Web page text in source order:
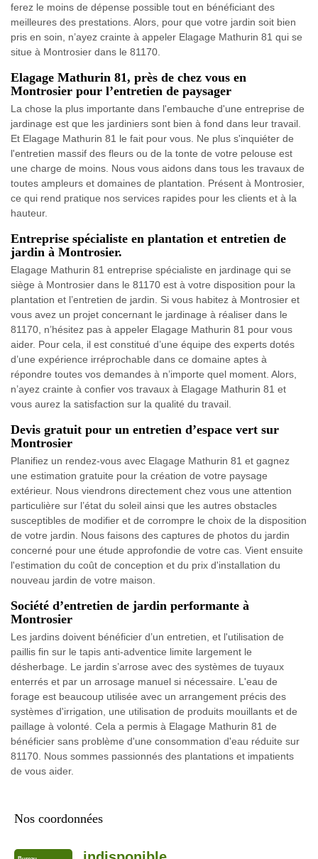
ferez le moins de dépense possible tout en bénéficiant des
meilleures des prestations. Alors, pour que votre jardin soit bien
pris en soin, n’ayez crainte à appeler Elagage Mathurin 81 qui se
situe à Montrosier dans le 81170.
Elagage Mathurin 81, près de chez vous en
Montrosier pour l’entretien de paysager
La chose la plus importante dans l'embauche d'une entreprise de
jardinage est que les jardiniers sont bien à fond dans leur travail.
Et Elagage Mathurin 81 le fait pour vous. Ne plus s'inquiéter de
l'entretien massif des fleurs ou de la tonte de votre pelouse est
une charge de moins. Nous vous aidons dans tous les travaux de
toutes ampleurs et domaines de plantation. Présent à Montrosier,
ce qui rend pratique nos services rapides pour les clients et à la
hauteur.
Entreprise spécialiste en plantation et entretien de
jardin à Montrosier.
Elagage Mathurin 81 entreprise spécialiste en jardinage qui se
siège à Montrosier dans le 81170 est à votre disposition pour la
plantation et l’entretien de jardin. Si vous habitez à Montrosier et
vous avez un projet concernant le jardinage à réaliser dans le
81170, n’hésitez pas à appeler Elagage Mathurin 81 pour vous
aider. Pour cela, il est constitué d’une équipe des experts dotés
d’une expérience irréprochable dans ce domaine aptes à
répondre toutes vos demandes à n’importe quel moment. Alors,
n’ayez crainte à confier vos travaux à Elagage Mathurin 81 et
vous aurez la satisfaction sur la qualité du travail.
Devis gratuit pour un entretien d’espace vert sur
Montrosier
Planifiez un rendez-vous avec Elagage Mathurin 81 et gagnez
une estimation gratuite pour la création de votre paysage
extérieur. Nous viendrons directement chez vous une attention
particulière sur l’état du soleil ainsi que les autres obstacles
susceptibles de modifier et de corrompre le choix de la disposition
de votre jardin. Nous faisons des captures de photos du jardin
concerné pour une étude approfondie de votre cas. Vient ensuite
l'estimation du coût de conception et du prix d'installation du
nouveau jardin de votre maison.
Société d’entretien de jardin performante à
Montrosier
Les jardins doivent bénéficier d’un entretien, et l'utilisation de
paillis fin sur le tapis anti-adventice limite largement le
désherbage. Le jardin s’arrose avec des systèmes de tuyaux
enterrés et par un arrosage manuel si nécessaire. L'eau de
forage est beaucoup utilisée avec un arrangement précis des
systèmes d'irrigation, une utilisation de produits mouillants et de
paillage à volonté. Cela a permis à Elagage Mathurin 81 de
bénéficier sans problème d'une consommation d'eau réduite sur
81170. Nous sommes passionnés des plantations et impatients
de vous aider.
Nos coordonnées